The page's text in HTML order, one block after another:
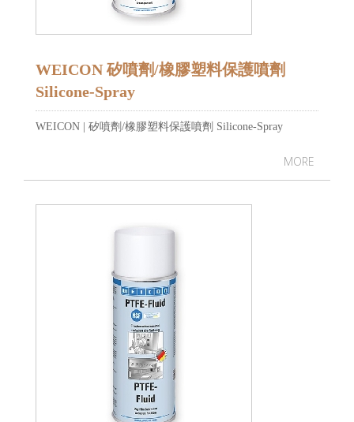
WEICON 矽噴劑/橡膠塑料保護噴劑
Silicone-Spray
WEICON | 矽噴劑/橡膠塑料保護噴劑 Silicone-Spray
MORE